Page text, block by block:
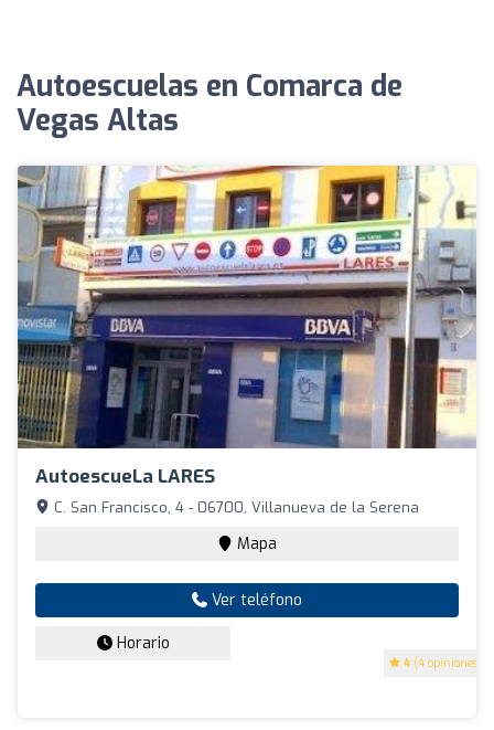
Autoescuelas en Comarca de
Vegas Altas
AutoescueLa LARES
4 (4 opiniones)
C. San Francisco, 4 - 06700, Villanueva de la Serena
Mapa
Ver teléfono
Horario